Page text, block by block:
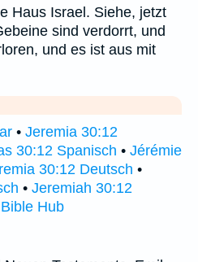
Haus Israel. Siehe, jetzt
sind verdorrt, und
und es ist aus mit
• Jeremia 30:12
30:12 Spanisch • Jérémie
30:12 Deutsch •
• Jeremiah 30:12
Bible Hub